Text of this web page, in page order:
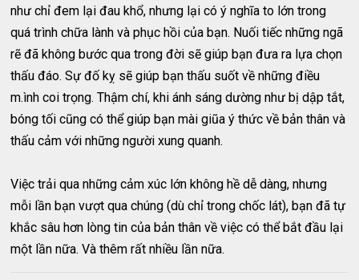
như chỉ đem lại đau khổ, nhưng lại có ý nghĩa to lớn trong
quá trình chữa lành và phục hồi của bạn. Nuối tiếc những ngã
rẽ đã không bước qua trong đời sẽ giúp bạn đưa ra lựa chọn
thấu đáo. Sự đố kỵ sẽ giúp bạn thấu suốt về những điều
m.ình coi trọng. Thậm chí, khi ánh sáng dường như bị dập tắt,
bóng tối cũng có thể giúp bạn mài giũa ý thức về bản thân và
thấu cảm với những người xung quanh.
Việc trải qua những cảm xúc lớn không hề dễ dàng, nhưng
mỗi lần bạn vượt qua chúng (dù chỉ trong chốc lát), bạn đã tự
khắc sâu hơn lòng tin của bản thân về việc có thể bắt đầu lại
một lần nữa. Và thêm rất nhiều lần nữa.